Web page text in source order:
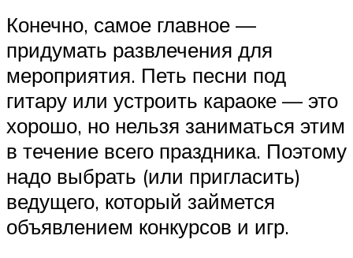
Конечно, самое главное —
придумать развлечения для
мероприятия. Петь песни под
гитару или устроить караоке — это
хорошо, но нельзя заниматься этим
в течение всего праздника. Поэтому
надо выбрать (или пригласить)
ведущего, который займется
объявлением конкурсов и игр.